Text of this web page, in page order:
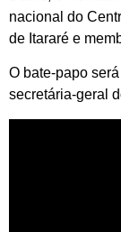
nacional do
de Itararé e
O bate-papo
secretária-geral